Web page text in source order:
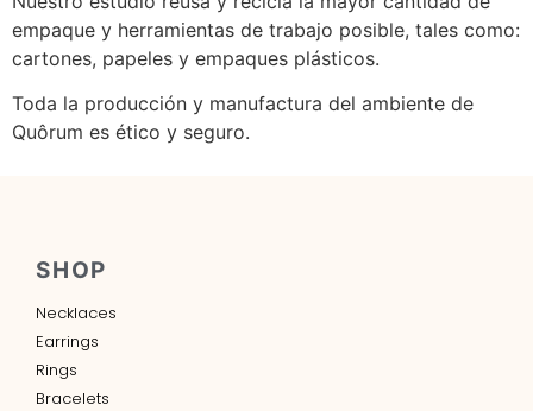
empaque y herramientas de trabajo posible, tales como:
cartones, papeles y empaques plásticos.
Toda la producción y manufactura del ambiente de
Quôrum es ético y seguro.
SHOP
Necklaces
Earrings
Rings
Bracelets